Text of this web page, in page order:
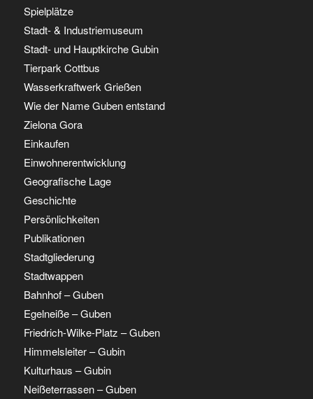
Spielplätze
Stadt- & Industriemuseum
Stadt- und Hauptkirche Gubin
Tierpark Cottbus
Wasserkraftwerk Grießen
Wie der Name Guben entstand
Zielona Gora
Einkaufen
Einwohnerentwicklung
Geografische Lage
Geschichte
Persönlichkeiten
Publikationen
Stadtgliederung
Stadtwappen
Bahnhof – Guben
Egelneiße – Guben
Friedrich-Wilke-Platz – Guben
Himmelsleiter – Gubin
Kulturhaus – Gubin
Neißeterrassen – Guben